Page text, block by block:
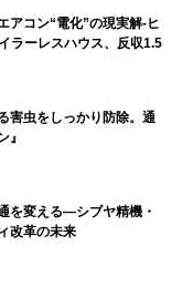
アコン“電化”の現実解-ヒ
ラーレスハウス、反収1.5
害虫をしっかり防除。通
』
を変える―シブヤ精機・
改革の未来